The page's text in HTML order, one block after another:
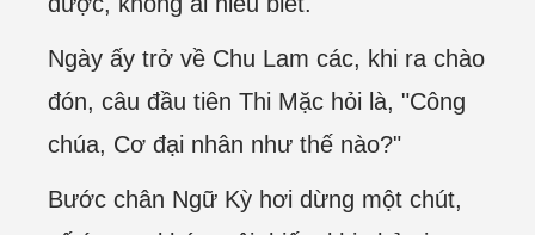
Ngày ấy trở về Chu Lam các, khi ra chào
đón, câu đầu tiên Thi Mặc hỏi là, "Công
chúa, Cơ đại nhân như thế nào?"
Bước chân Ngữ Kỳ hơi dừng một chút,